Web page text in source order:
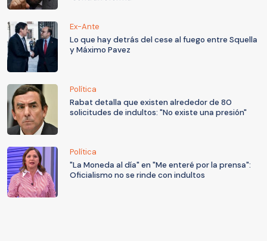
Ex-Ante
Lo que hay detrás del cese al fuego entre Squella
y Máximo Pavez
Política
Rabat detalla que existen alrededor de 80
solicitudes de indultos: "No existe una presión"
Política
"La Moneda al día" en "Me enteré por la prensa":
Oficialismo no se rinde con indultos